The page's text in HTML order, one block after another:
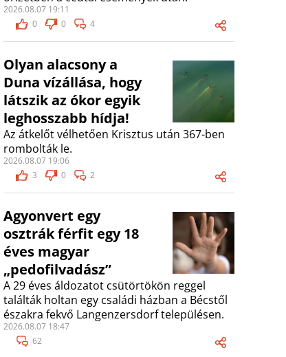
2026.08.07 19:11
0
0 4
Olyan alacsony a
Duna vízállása, hogy
látszik az ókor egyik
leghosszabb hídja!
Az átkelőt vélhetően Krisztus után 367-ben
rombolták le.
2026.08.07 19:06
3
0 2
Agyonvert egy
osztrák férfit egy 18
éves magyar
„pedofilvadász”
A 29 éves áldozatot csütörtökön reggel
találták holtan egy családi házban a Bécstől
északra fekvő Langenzersdorf településen.
2026.08.07 18:47
62